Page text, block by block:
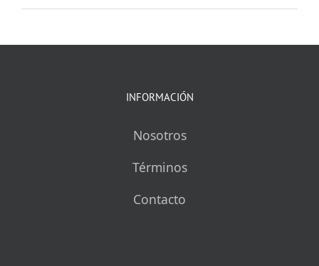
INFORMACIÓN
Nosotros
Términos
Contacto